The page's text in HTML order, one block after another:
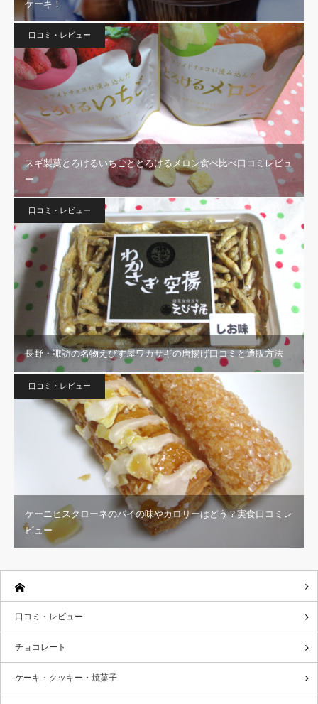
ケーキ！
口コミ・レビュー
スギ製菓とろけるいちごととろけるメロン食べ比べ口コミレビュ
ー
口コミ・レビュー
長野・諏訪の名物えびす屋ワカサギの唐揚げ口コミと通販方法
口コミ・レビュー
ケーニヒスクローネのパイの味やカロリーはどう？実食口コミレ
ビュー
口コミ・レビュー
チョコレート
ケーキ・クッキー・焼菓子